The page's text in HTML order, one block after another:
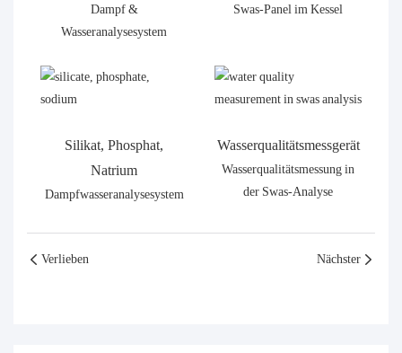
Dampf &
Wasseranalysesystem
Swas-Panel im Kessel
Silikat, Phosphat,
Natrium
Dampfwasseranalysesystem
Wasserqualitätsmessgerät
Wasserqualitätsmessung in
der Swas-Analyse
Verlieben Nächster